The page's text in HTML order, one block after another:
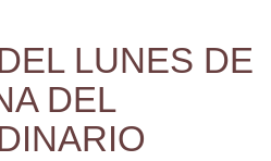
LUNES DE
DEL